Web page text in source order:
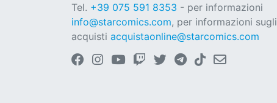
Tel. +39 075 591 8353 - per informazioni
info@starcomics.com, per informazioni sugli
acquisti acquistaonline@starcomics.com